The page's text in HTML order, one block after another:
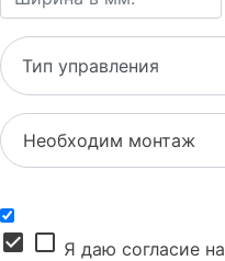
Необходим монтаж
check_box check_box_outline_blank Я даю согласие на